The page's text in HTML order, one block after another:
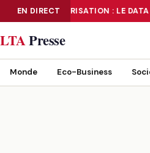
EN DIRECTNUMÉRISATION : LE
NUMÉRISATION : LE DATA CENTER
LTAPresse
Monde Eco-Business